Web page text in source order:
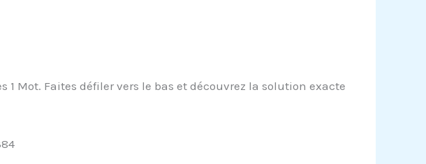
Mot. Faites défiler vers le bas et découvrez la solution exacte